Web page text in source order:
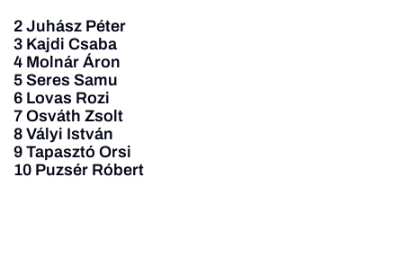
2 Juhász Péter
3 Kajdi Csaba
4 Molnár Áron
5 Seres Samu
6 Lovas Rozi
7 Osváth Zsolt
8 Vályi István
9 Tapasztó Orsi
10 Puzsér Róbert